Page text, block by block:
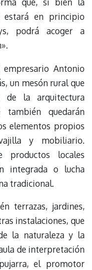
en principio
podrá acoger a
Antonio
un mesón rural que
de la arquitectura
quedarán
elementos propios
y mobiliario.
locales
integrada o lucha
tradicional.
terrazas, jardines,
instalaciones, que
la naturaleza y la
de interpretación
el promotor